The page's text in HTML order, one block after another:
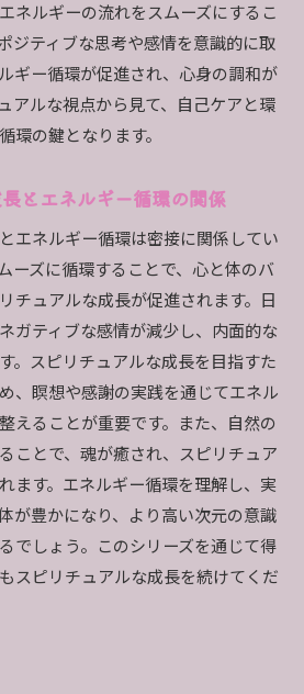
ネルギーの流れをスムーズにするこ
ジティブな思考や感情を意識的に取
ギー循環が促進され、心身の調和が
アルな視点から見て、自己ケアと環
環の鍵となります。
とエネルギー循環の関係
エネルギー循環は密接に関係してい
ーズに循環することで、心と体のバ
チュアルな成長が促進されます。日
ガティブな感情が減少し、内面的な
。スピリチュアルな成長を目指すた
、瞑想や感謝の実践を通じてエネル
えることが重要です。また、自然の
ことで、魂が癒され、スピリチュア
ます。エネルギー循環を理解し、実
が豊かになり、より高い次元の意識
でしょう。このシリーズを通じて得
スピリチュアルな成長を続けてくだ